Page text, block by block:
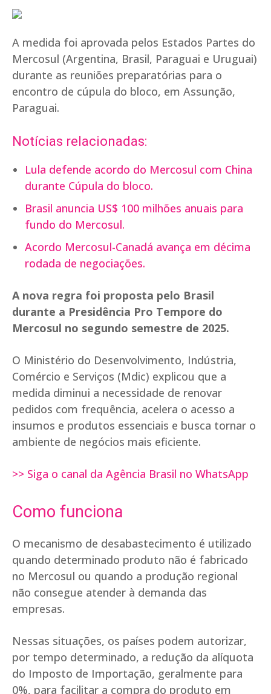
A medida foi aprovada pelos Estados Partes do
Mercosul (Argentina, Brasil, Paraguai e Uruguai)
durante as reuniões preparatórias para o
encontro de cúpula do bloco, em Assunção,
Paraguai.
Notícias relacionadas:
Lula defende acordo do Mercosul com China
durante Cúpula do bloco.
Brasil anuncia US$ 100 milhões anuais para
fundo do Mercosul.
Acordo Mercosul-Canadá avança em décima
rodada de negociações.
A nova regra foi proposta pelo Brasil
durante a Presidência Pro Tempore do
Mercosul no segundo semestre de 2025.
O Ministério do Desenvolvimento, Indústria,
Comércio e Serviços (Mdic) explicou que a
medida diminui a necessidade de renovar
pedidos com frequência, acelera o acesso a
insumos e produtos essenciais e busca tornar o
ambiente de negócios mais eficiente.
>> Siga o canal da Agência Brasil no WhatsApp
Como funciona
O mecanismo de desabastecimento é utilizado
quando determinado produto não é fabricado
no Mercosul ou quando a produção regional
não consegue atender à demanda das
empresas.
Nessas situações, os países podem autorizar,
por tempo determinado, a redução da alíquota
do Imposto de Importação, geralmente para
0%, para facilitar a compra do produto em